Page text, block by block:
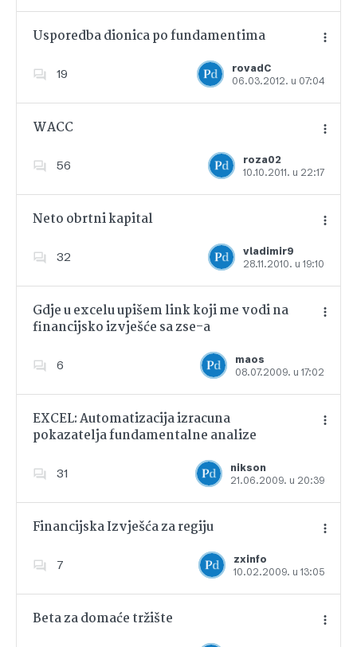
Usporedba dionica po fundamentima
19
rovadC
06.03.2012. u 07:04
Dodajte u favorite
WACC
56
roza02
10.10.2011. u 22:17
Dodajte u favorite
Neto obrtni kapital
32
vladimir9
28.11.2010. u 19:10
Dodajte u favorite
Gdje u excelu upišem link koji me vodi na
financijsko izvješće sa zse-a
6
maos
08.07.2009. u 17:02
Dodajte u favorite
EXCEL: Automatizacija izracuna
pokazatelja fundamentalne analize
31
nikson
21.06.2009. u 20:39
Dodajte u favorite
Financijska Izvješća za regiju
7
zxinfo
10.02.2009. u 13:05
Dodajte u favorite
Beta za domaće tržište